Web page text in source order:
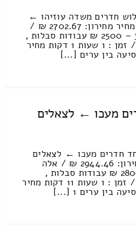
חדרים משדה עוזיהו ←
לצאלים כולל פירוק והרכבה מחיר מחירון: 2702.67 ₪ /
אלה שבטווח המחירים 3400 – 2500 ₪ עבודות סבלות ,
טעינה ופריקה : 1427.45 ₪ / זמן : 1 שעות 1 דקות מחיר
מעכו ← לצאלים
חדרים מעכו ← לצאלים
כולל פירוק והרכבה מחיר מחירון: 2944.46 ₪ / אלה
שבטווח המחירים 3600 – 2800 ₪ עבודות סבלות ,
טעינה ופריקה : 1305.57 ₪ / זמן : 1 שעות 11 דקות מחיר